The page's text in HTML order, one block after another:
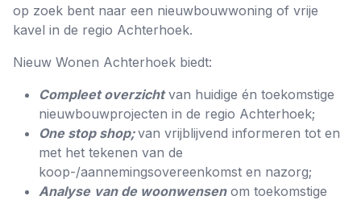
op zoek bent naar een nieuwbouwwoning of vrije
kavel in de regio Achterhoek.
Nieuw Wonen Achterhoek biedt:
Compleet overzichtvan huidige én toekomstige
nieuwbouwprojecten in de regio Achterhoek;
One stop shop;van vrijblijvend informeren tot en
met het tekenen van de
koop-/aannemingsovereenkomst en nazorg;
Analyse van de woonwensenom toekomstige